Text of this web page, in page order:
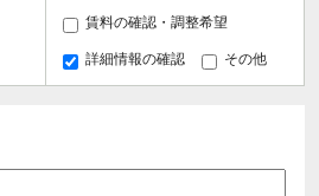
賃料の確認・調整希望
詳細情報の確認 その他